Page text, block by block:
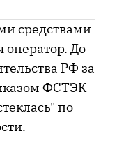
средствами
оператор. До
РФ за
ФСТЭК
по